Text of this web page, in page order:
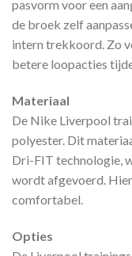
pasvorm voor een
de broek zelf
intern trekkoord. Zo
betere loopacties
Materiaal
De Nike Liverpool
polyester. Dit
Dri-FIT technologie,
wordt afgevoerd.
comfortabel.
Opties